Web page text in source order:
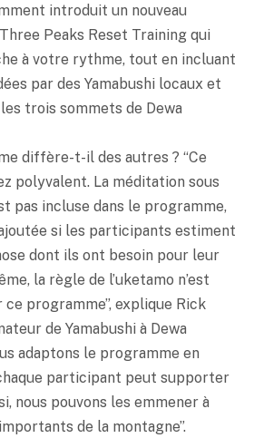
introduit un nouveau
Peaks Reset Training qui
à votre rythme, tout en incluant
par des Yamabushi locaux et
trois sommets de Dewa
diffère-t-il des autres ? “Ce
polyvalent. La méditation sous
pas incluse dans le programme,
si les participants estiment
dont ils ont besoin pour leur
la règle de l’uketamo n’est
programme”, explique Rick
de Yamabushi à Dewa
adaptons le programme en
participant peut supporter
nous pouvons les emmener à
de la montagne”.